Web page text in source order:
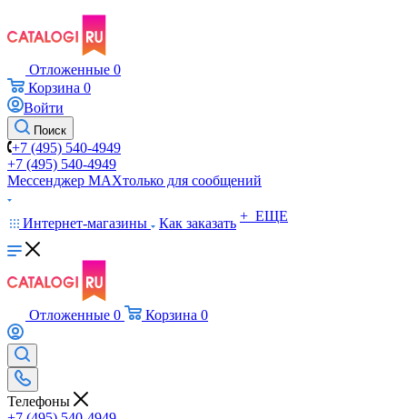
Отложенные 0
Корзина 0
Войти
Поиск
+7 (495) 540-4949
+7 (495) 540-4949
Мессенджер МАХтолько для сообщений
Интернет-магазины Как заказать + ЕЩЕ
Отложенные 0 Корзина 0
Телефоны